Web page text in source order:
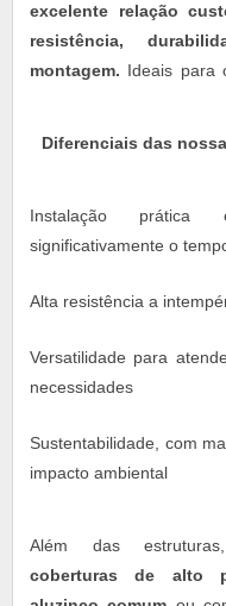
excelente relação
resistência,
montagem. Ideais para
Diferenciais das
Instalação prática
significativamente o
Alta resistência a
Versatilidade para
necessidades
Sustentabilidade, com
impacto ambiental
Além das
coberturas de alto